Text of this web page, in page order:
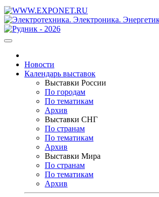
Новости
Календарь выставок
Выставки России
По городам
По тематикам
Архив
Выставки СНГ
По странам
По тематикам
Архив
Выставки Мира
По странам
По тематикам
Архив